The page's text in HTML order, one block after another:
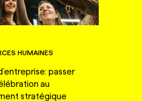
HUMAINES
passer
au
stratégique